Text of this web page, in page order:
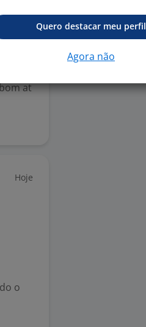
roti
at
Hoje
o
Quero destacar meu perfil
Agora não